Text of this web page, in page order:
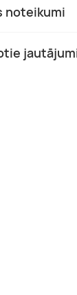
noteikumi
Ogrē